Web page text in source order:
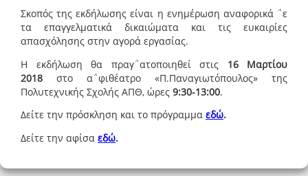
Σκοπός της εκδήλωσης είναι η ενημέρωση αναφορικά ΅ε
τα επαγγελματικά δικαιώματα και τις ευκαιρίες
απασχόλησης στην αγορά εργασίας.
Η εκδήλωση θα πραγ΅ατοποιηθεί στις 16 Μαρτίου
2018 στο α΅φιθέατρο «Π.Παναγιωτόπουλος» της
Πολυτεχνικής Σχολής ΑΠΘ, ώρες 9:30-13:00.
Δείτε την πρόσκληση και το πρόγραμμα εδώ.
Δείτε την αφίσα εδώ.